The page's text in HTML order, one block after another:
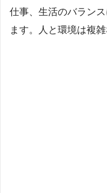
仕事、生活のバラン
ます。人と環境は複